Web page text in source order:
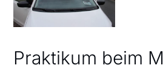
Praktikum beim